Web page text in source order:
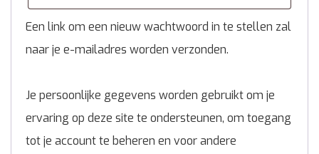
Een link om een nieuw wachtwoord in te stellen zal
naar je e-mailadres worden verzonden.
Je persoonlijke gegevens worden gebruikt om je
ervaring op deze site te ondersteunen, om toegang
tot je account te beheren en voor andere